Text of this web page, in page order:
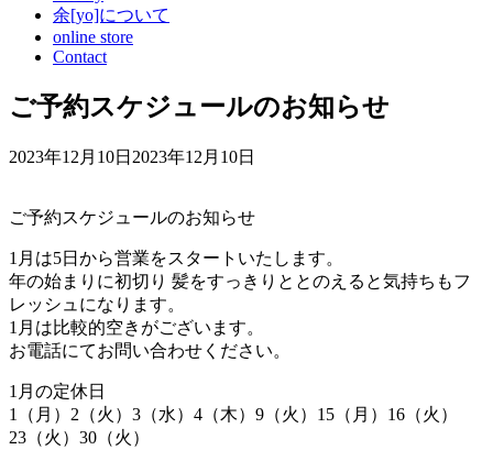
余[yo]について
online store
Contact
ご予約スケジュールのお知らせ
2023年12月10日 2023年12月10日
ご予約スケジュールのお知らせ
1月は5日から営業をスタートいたします。
年の始まりに初切り 髪をすっきりととのえると気持ちもフ
レッシュになります。
1月は比較的空きがございます。
お電話にてお問い合わせください。
1月の定休日
1（月）2（火）3（水）4（木）9（火）15（月）16（火）
23（火）30（火）